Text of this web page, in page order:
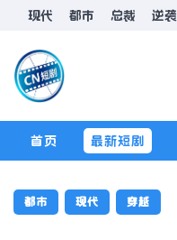
现代 都市 总裁 逆袭
首页 最新短剧
排行榜 版规
都市 现代 穿越